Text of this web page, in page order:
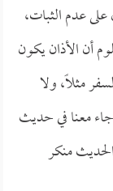
عدم الثبات،
أن الأذان يكون
مثلاً، ولا
جاء معنا في حديث
منكر